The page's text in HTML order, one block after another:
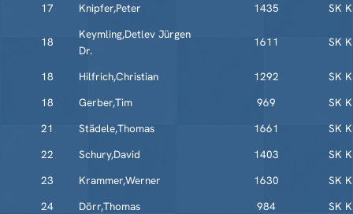
17 Knipfer,Peter 1435 SK
18
Keymling,Detlev Jürgen
Dr.
1611 SK
18 Hilfrich,Christian 1292
SK
18
Gerber,Tim 969
SK
21
Städele,Thomas 1661
SK
22
Schury,David 1403
SK
23
Krammer,Werner 1630
SK
24
Dörr,Thomas 984
SK